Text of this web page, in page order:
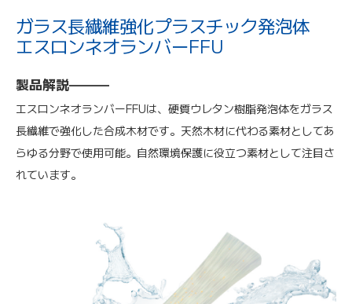
ガラス長繊維強化プラスチック発泡体
エスロンネオランバーFFU
製品解説———
エスロンネオランバーFFUは、硬質ウレタン樹脂発泡体をガラス
長繊維で強化した合成木材です。天然木材に代わる素材としてあ
らゆる分野で使用可能。自然環境保護に役立つ素材として注目さ
れています。